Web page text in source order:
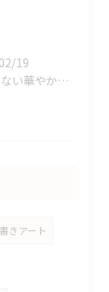
19
派手すぎない華やかさ◎上品イエローネイル特集
きアート